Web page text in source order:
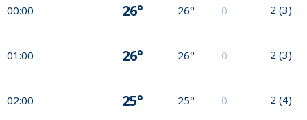
00:00 26° 26° 0 2 (3)
01:00 26° 26° 0 2 (3)
02:00 25° 25° 0 2 (4)